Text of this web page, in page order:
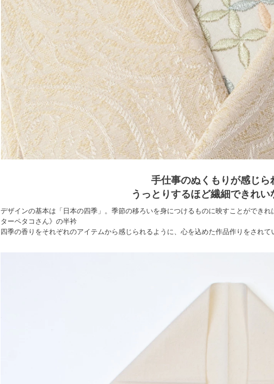
手仕事のぬくもりが感じら
うっとりするほど繊細できれい
デザインの基本は「日本の四季」。季節の移ろいを身につけるものに映すことができ
ターペタコさん》の半衿
四季の香りをそれぞれのアイテムから感じられるように、心を込めた作品作りをされて